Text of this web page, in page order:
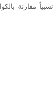
نسبياً مقارنة